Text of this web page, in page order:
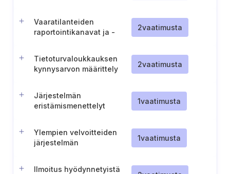
tasavalta).
Vaaratilanteiden
raportointikanavat ja -
2vaatimusta
Tietoturvaloukkauksen
kynnysarvon määrittely
2vaatimusta
Järjestelmän
eristämismenettelyt
1vaatimusta
Ylempien velvoitteiden
järjestelmän
1vaatimusta
Ilmoitus hyödynnetyistä